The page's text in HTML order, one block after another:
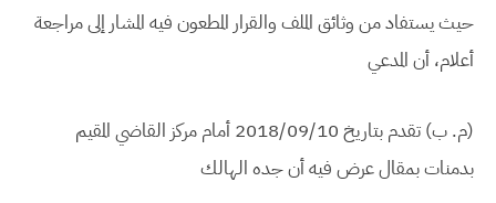
حيث يستفاد من وثائق الملف والقرار المطعون فيه المشار إلى مراجعة
أعلام، أن المدعي
(م. ب) تقدم بتاريخ 2018/09/10 أمام مركز القاضي المقيم
بدمنات بمقال عرض فيه أن جده الهالك